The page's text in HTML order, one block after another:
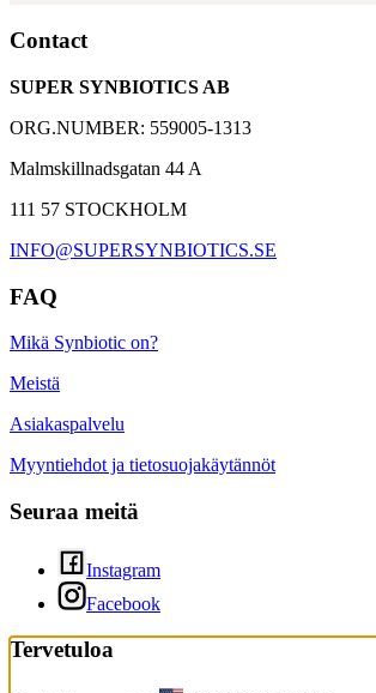
4 grammaa gluteenittomia
Contact
SUPER SYNBIOTICS AB
ORG.NUMBER: 559005-1313
Malmskillnadsgatan 44 A
111 57 STOCKHOLM
INFO@SUPERSYNBIOTICS.SE
FAQ
Mikä Synbiotic on?
Meistä
Asiakaspalvelu
Myyntiehdot ja tietosuojakäytännöt
Seuraa meitä
Instagram
Facebook
Tervetuloa